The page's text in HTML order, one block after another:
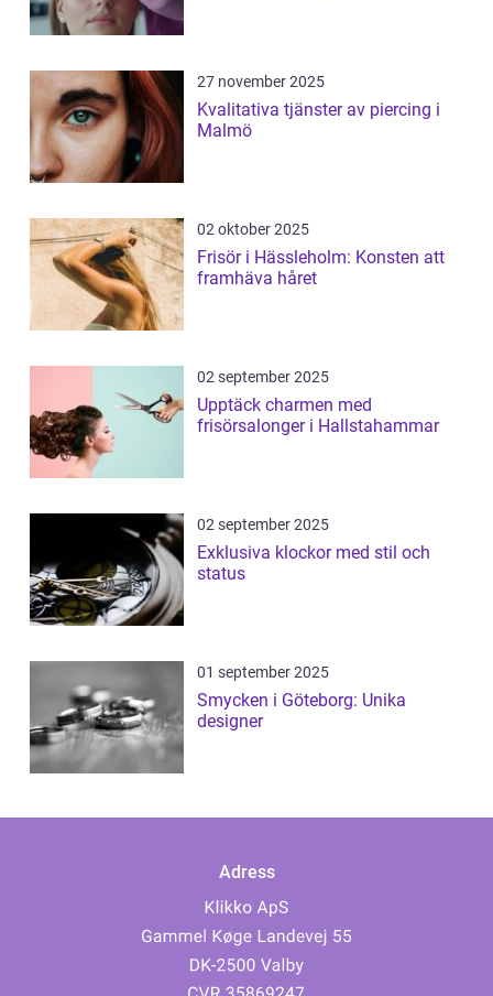
27 november 2025
Kvalitativa tjänster av piercing i
Malmö
02 oktober 2025
Frisör i Hässleholm: Konsten att
framhäva håret
02 september 2025
Upptäck charmen med
frisörsalonger i Hallstahammar
02 september 2025
Exklusiva klockor med stil och
status
01 september 2025
Smycken i Göteborg: Unika
designer
Adress